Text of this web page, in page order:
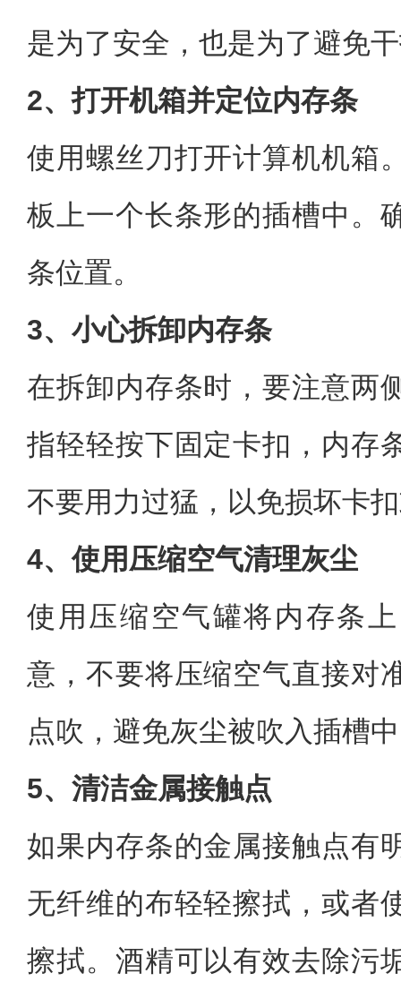
是为了安全，也是为了避免
2、打开机箱并定位内存条
使用螺丝刀打开计算机机箱
板上一个长条形的插槽中。
条位置。
3、小心拆卸内存条
在拆卸内存条时，要注意两
指轻轻按下固定卡扣，内存
不要用力过猛，以免损坏卡
4、使用压缩空气清理灰尘
使用压缩空气罐将内存条
意，不要将压缩空气直接对
点吹，避免灰尘被吹入插槽
5、清洁金属接触点
如果内存条的金属接触点有
无纤维的布轻轻擦拭，或者
擦拭。酒精可以有效去除污